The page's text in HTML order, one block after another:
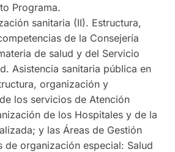
Programa.
sanitaria (II). Estructura,
de la Consejería
de salud y del Servicio
Asistencia sanitaria pública en
organización y
los servicios de Atención
de los Hospitales y de la
y las Áreas de Gestión
de organización especial: Salud